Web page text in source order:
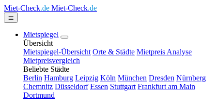
Miet-Check.de Miet-Check.de
Mietspiegel
Übersicht
Mietspiegel-Übersicht Orte & Städte Mietpreis Analyse
Mietpreisvergleich
Beliebte Städte
Berlin Hamburg Leipzig Köln München Dresden Nürnberg
Chemnitz Düsseldorf Essen Stuttgart Frankfurt am Main
Dortmund